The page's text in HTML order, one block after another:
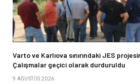
Varto ve Karlıova sınırındaki JES
Çalışmalar geçici olarak durduruldu
9 AĞUSTOS 2026